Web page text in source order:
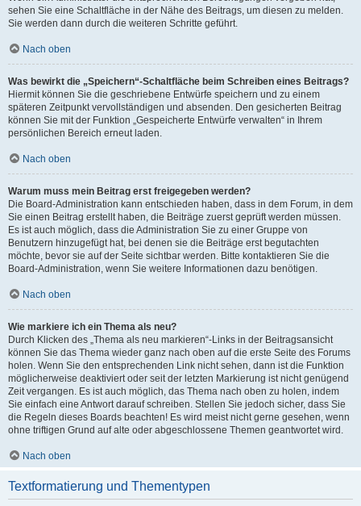
sehen Sie eine Schaltfläche in der Nähe des Beitrags, um diesen zu melden.
Sie werden dann durch die weiteren Schritte geführt.
Nach oben
Was bewirkt die „Speichern“-Schaltfläche beim Schreiben eines Beitrags?
Hiermit können Sie die geschriebene Entwürfe speichern und zu einem
späteren Zeitpunkt vervollständigen und absenden. Den gesicherten Beitrag
können Sie mit der Funktion „Gespeicherte Entwürfe verwalten“ in Ihrem
persönlichen Bereich erneut laden.
Nach oben
Warum muss mein Beitrag erst freigegeben werden?
Die Board-Administration kann entschieden haben, dass in dem Forum, in dem
Sie einen Beitrag erstellt haben, die Beiträge zuerst geprüft werden müssen.
Es ist auch möglich, dass die Administration Sie zu einer Gruppe von
Benutzern hinzugefügt hat, bei denen sie die Beiträge erst begutachten
möchte, bevor sie auf der Seite sichtbar werden. Bitte kontaktieren Sie die
Board-Administration, wenn Sie weitere Informationen dazu benötigen.
Nach oben
Wie markiere ich ein Thema als neu?
Durch Klicken des „Thema als neu markieren“-Links in der Beitragsansicht
können Sie das Thema wieder ganz nach oben auf die erste Seite des Forums
holen. Wenn Sie den entsprechenden Link nicht sehen, dann ist die Funktion
möglicherweise deaktiviert oder seit der letzten Markierung ist nicht genügend
Zeit vergangen. Es ist auch möglich, das Thema nach oben zu holen, indem
Sie einfach eine Antwort darauf schreiben. Stellen Sie jedoch sicher, dass Sie
die Regeln dieses Boards beachten! Es wird meist nicht gerne gesehen, wenn
ohne triftigen Grund auf alte oder abgeschlossene Themen geantwortet wird.
Nach oben
Textformatierung und Thementypen